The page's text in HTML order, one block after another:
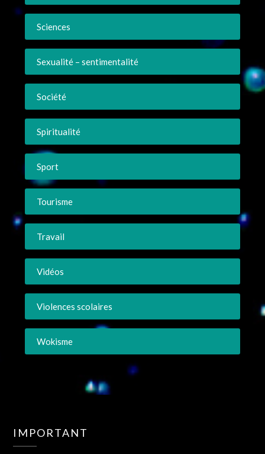
Sciences
Sexualité – sentimentalité
Société
Spiritualité
Sport
Tourisme
Travail
Vidéos
Violences scolaires
Wokisme
IMPORTANT